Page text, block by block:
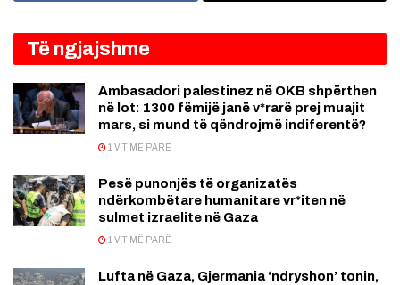
Të ngjajshme
Ambasadori palestinez në OKB shpërthen
në lot: 1300 fëmijë janë v*rarë prej muajit
mars, si mund të qëndrojmë indiferentë?
1 VIT MË PARË
Pesë punonjës të organizatës
ndërkombëtare humanitare vr*iten në
sulmet izraelite në Gaza
1 VIT MË PARË
Lufta në Gaza, Gjermania ‘ndryshon’ tonin,